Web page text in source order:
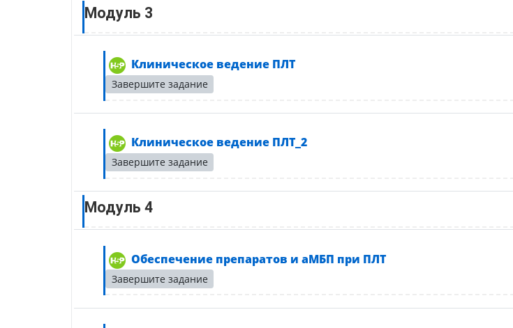
Модуль 3
Клиническое ведение ПЛТИнтерактивный контент
Завершите задание
Клиническое ведение ПЛТ_2Интерактивный контент
Завершите задание
Модуль 4
Обеспечение препаратов и аМБП при ПЛТИнтерактивный контент
Завершите задание